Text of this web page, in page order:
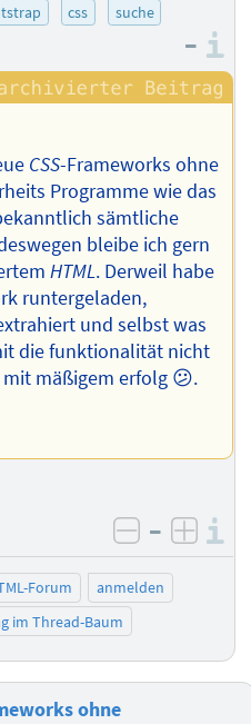
css suche
–
CSS-Frameworks ohne
Programme wie das
sämtliche
bleibe ich gern
HTML. Derweil habe
runtergeladen,
und selbst was
die funktionalität nicht
mäßigem erfolg 😕.
negativ
–
Forum
anmelden
im Thread-Baum
ohne